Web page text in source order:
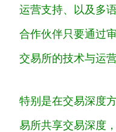
运营支持、以及多
合作伙伴只要通过
交易所的技术与运
特别是在交易深度
易所共享交易深度